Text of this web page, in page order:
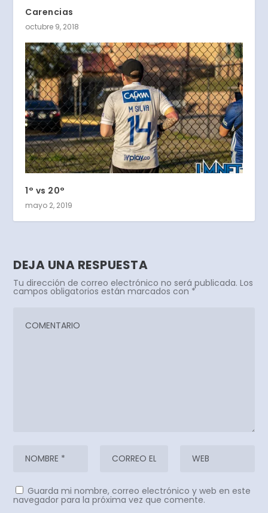
Carencias
octubre 9, 2018
1° vs 20°
mayo 2, 2019
DEJA UNA RESPUESTA
Tu dirección de correo electrónico no será publicada. Los
campos obligatorios están marcados con *
Guarda mi nombre, correo electrónico y web en este
navegador para la próxima vez que comente.